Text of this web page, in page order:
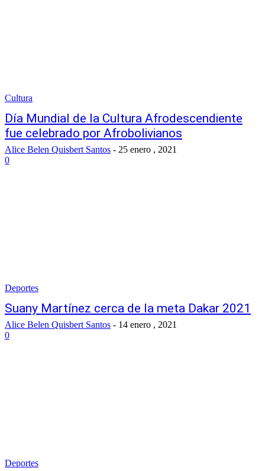
Cultura
Día Mundial de la Cultura Afrodescendiente
fue celebrado por Afrobolivianos
Alice Belen Quisbert Santos - 25 enero , 2021
0
Deportes
Suany Martínez cerca de la meta Dakar 2021
Alice Belen Quisbert Santos - 14 enero , 2021
0
Deportes